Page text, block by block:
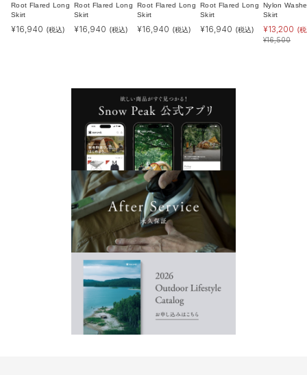
Root Flared Long
Skirt
¥16,940 (税込)
Root Flared Long
Skirt
¥16,940 (税込)
Root Flared Long
Skirt
¥16,940 (税込)
Root Flared Long
Skirt
¥16,940 (税込)
Nylon
Skirt
¥13,200 (
¥16,500